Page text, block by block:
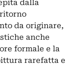
dalla
da originare,
anche
formale e la
rarefatta e